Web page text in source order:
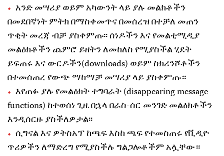
አንድ መሣሪያ ወይም አካውንት ላይ ያሉ መልክቶችን
በመደበኛነት ምትክ በማስቀመጥና በመሰረዝ በተቻለ መጠን
ጥቂት መረጃ ብቻ ያስቀምጡ፡፡ ሰነዶችን እና የመልቲሚዲያ
መልዕክቶችን ጨምሮ ይዘትን ለመከለስ የሚያስችል ሂደት
ይፍጠሩ እና ውርዶችን(downloads) ወይም ስክሪንሾቶችን
በተመሰጠረ የውጭ ማከማቻ መሣሪያ ላይ ያስቀምጡ።
እየጠፉ ያሉ የመልዕክት ተግባራት (disappearing message
functions) ከተወሰነ ጊዜ በኋላ በራስ-ሰር መንገድ መልዕክቶችን
እንዲሰርዙ ያስችለዎታል፡፡
ሲግናል እና ዎትስአፕ ከጫፍ እስከ ጫፍ የተመስጠሩ የቪዲዮ
ጥሪዎችን ለማድረግ የሚያስችሉ ግልጋሎቶችም አሏቸው።